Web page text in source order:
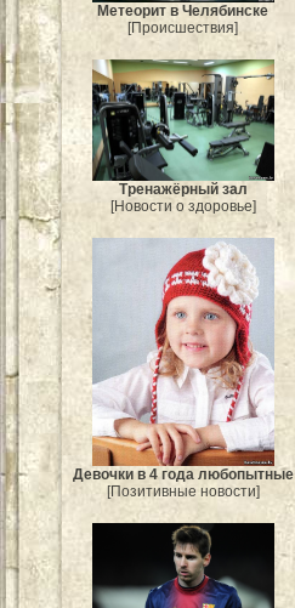
Метеорит в Челябинске
[Происшествия]
Тренажёрный зал
[Новости о здоровье]
Девочки в 4 года любопытные
[Позитивные новости]